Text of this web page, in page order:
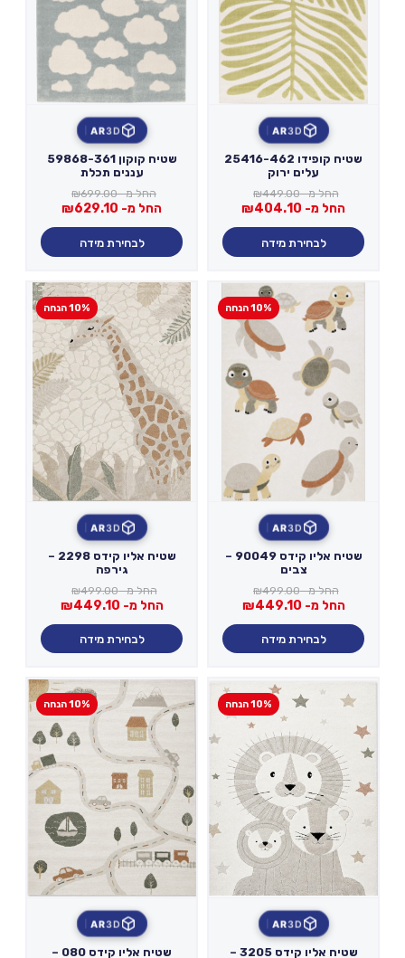
3D
AR
שטיח קופידו 25416-462
עלים ירוק
החל מ- ₪449.00
החל מ- ₪404.10
לבחירת מידה
3D
AR
שטיח קוקון 59868-361
עננים תכלת
החל מ- ₪699.00
החל מ- ₪629.10
לבחירת מידה
10% הנחה
3D
AR
שטיח אליו קידס 90049 –
צבים
החל מ- ₪499.00
החל מ- ₪449.10
לבחירת מידה
10% הנחה
3D
AR
שטיח אליו קידס 2298 –
גירפה
החל מ- ₪499.00
החל מ- ₪449.10
לבחירת מידה
10% הנחה
3D
AR
שטיח אליו קידס 3205 –
10% הנחה
3D
AR
שטיח אליו קידס 080 –